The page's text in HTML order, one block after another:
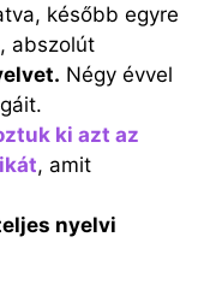
később egyre
abszolút
Négy évvel
ki azt az
, amit
nyelvi